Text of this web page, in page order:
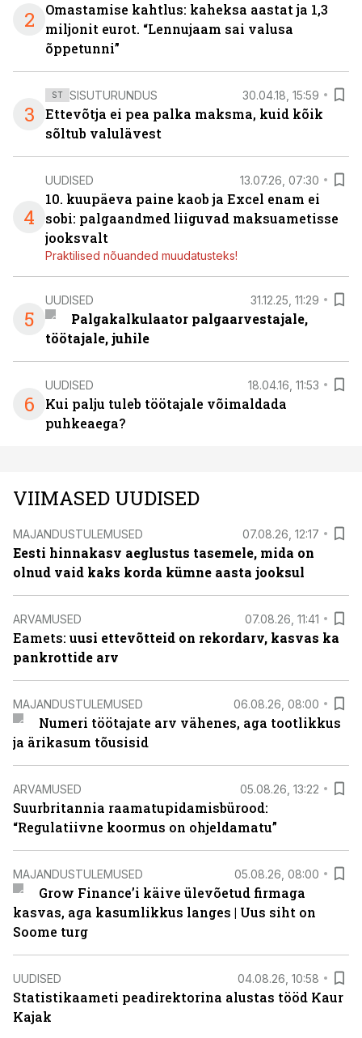
2
Omastamise kahtlus: kaheksa aastat ja 1,3
miljonit eurot. “Lennujaam sai valusa
õppetunni”
3
ST SISUTURUNDUS 30.04.18, 15:59
Ettevõtja ei pea palka maksma, kuid kõik
sõltub valulävest
4
UUDISED 13.07.26, 07:30
10. kuupäeva paine kaob ja Excel enam ei
sobi: palgaandmed liiguvad maksuametisse
jooksvalt
Praktilised nõuanded muudatusteks!
5
UUDISED 31.12.25, 11:29
Palgakalkulaator palgaarvestajale,
töötajale, juhile
6
UUDISED 18.04.16, 11:53
Kui palju tuleb töötajale võimaldada
puhkeaega?
VIIMASED UUDISED
MAJANDUSTULEMUSED 07.08.26, 12:17
Eesti hinnakasv aeglustus tasemele, mida on
olnud vaid kaks korda kümne aasta jooksul
ARVAMUSED 07.08.26, 11:41
Eamets: uusi ettevõtteid on rekordarv, kasvas ka
pankrottide arv
MAJANDUSTULEMUSED 06.08.26, 08:00
Numeri töötajate arv vähenes, aga tootlikkus
ja ärikasum tõusisid
ARVAMUSED 05.08.26, 13:22
Suurbritannia raamatupidamisbürood:
“Regulatiivne koormus on ohjeldamatu”
MAJANDUSTULEMUSED 05.08.26, 08:00
Grow Finance’i käive ülevõetud firmaga
kasvas, aga kasumlikkus langes | Uus siht on
Soome turg
UUDISED 04.08.26, 10:58
Statistikaameti peadirektorina alustas tööd Kaur
Kajak